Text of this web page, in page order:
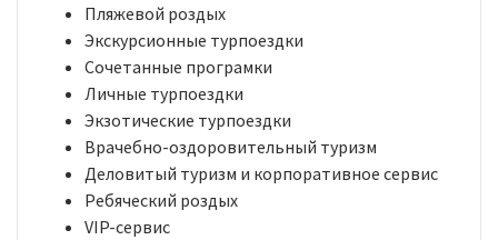
Пляжевой роздых
Экскурсионные турпоездки
Сочетанные програмки
Личные турпоездки
Экзотические турпоездки
Врачебно-оздоровительный туризм
Деловитый туризм и корпоративное сервис
Ребяческий роздых
VIP-сервис